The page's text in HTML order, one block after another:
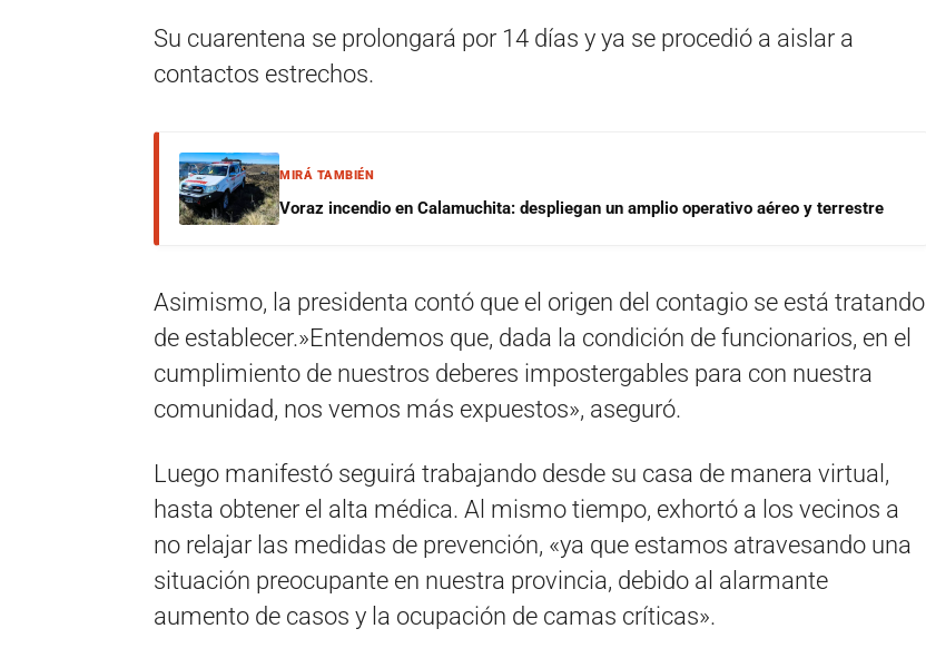
Su cuarentena se prolongará por 14 días y ya se procedió a aislar a
contactos estrechos.
MIRÁ TAMBIÉN
Voraz incendio en Calamuchita: despliegan un amplio operativo aéreo y terrestre
Asimismo, la presidenta contó que el origen del contagio se está tratando
de establecer.»Entendemos que, dada la condición de funcionarios, en el
cumplimiento de nuestros deberes impostergables para con nuestra
comunidad, nos vemos más expuestos», aseguró.
Luego manifestó seguirá trabajando desde su casa de manera virtual,
hasta obtener el alta médica. Al mismo tiempo, exhortó a los vecinos a
no relajar las medidas de prevención, «ya que estamos atravesando una
situación preocupante en nuestra provincia, debido al alarmante
aumento de casos y la ocupación de camas críticas».